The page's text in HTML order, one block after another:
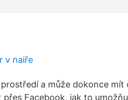
v naiře
a může dokonce mít
Facebook, jak to